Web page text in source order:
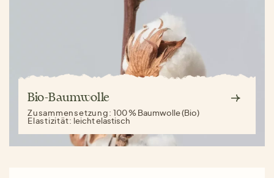
Bio-Baumwolle
Zusammensetzung:100 % Baumwolle (Bio)
Elastizität: leicht elastisch